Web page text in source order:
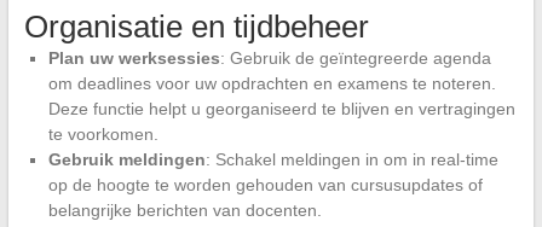
Organisatie en tijdbeheer
Plan uw werksessies: Gebruik de geïntegreerde agenda
om deadlines voor uw opdrachten en examens te noteren.
Deze functie helpt u georganiseerd te blijven en vertragingen
te voorkomen.
Gebruik meldingen: Schakel meldingen in om in real-time
op de hoogte te worden gehouden van cursusupdates of
belangrijke berichten van docenten.